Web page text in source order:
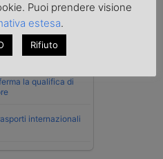
assolto per infortunio
validità multe per
la qualifica di
internazionali
Puoi prendere visione
estesa.
Rifiuto